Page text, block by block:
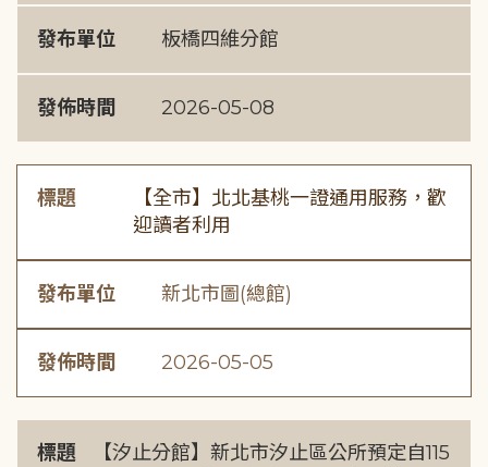
發布單位 板橋四維分館
發佈時間 2026-05-08
標題
【全市】北北基桃一證通用服務，歡
迎讀者利用
發布單位 新北市圖(總館)
發佈時間 2026-05-05
標題
【汐止分館】新北市汐止區公所預定自115